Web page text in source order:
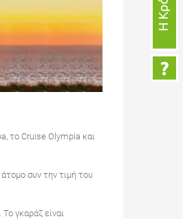
το Cruise Olympia και
συν την τιμή του
γκαράζ είναι